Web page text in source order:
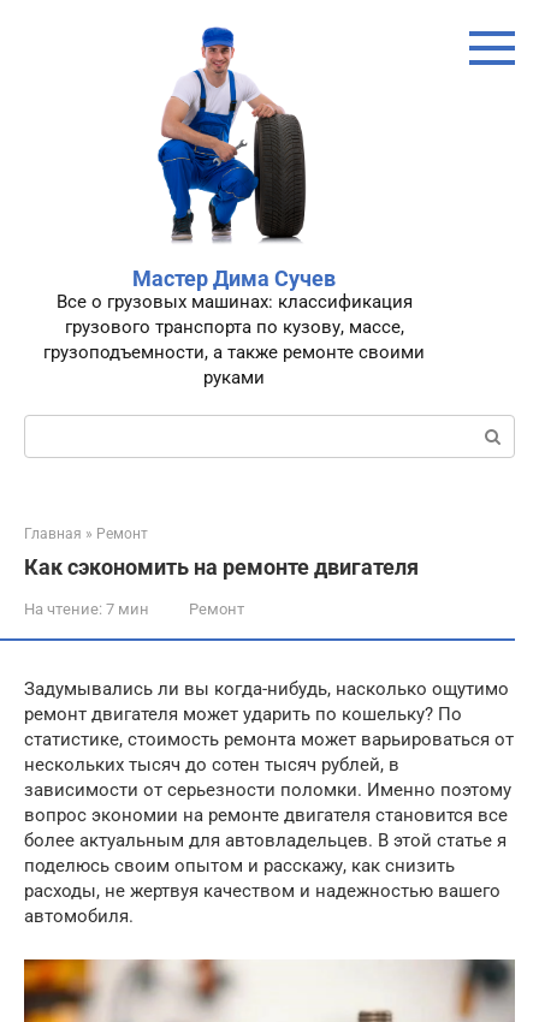
Мастер Дима Сучев
Все о грузовых машинах: классификация
грузового транспорта по кузову, массе,
грузоподъемности, а также ремонте своими
руками
Поиск:
Главная » Ремонт
Как сэкономить на ремонте двигателя
На чтение: 7 мин Ремонт
Задумывались ли вы когда-нибудь, насколько ощутимо
ремонт двигателя может ударить по кошельку? По
статистике, стоимость ремонта может варьироваться от
нескольких тысяч до сотен тысяч рублей, в
зависимости от серьезности поломки. Именно поэтому
вопрос экономии на ремонте двигателя становится все
более актуальным для автовладельцев. В этой статье я
поделюсь своим опытом и расскажу, как снизить
расходы, не жертвуя качеством и надежностью вашего
автомобиля.